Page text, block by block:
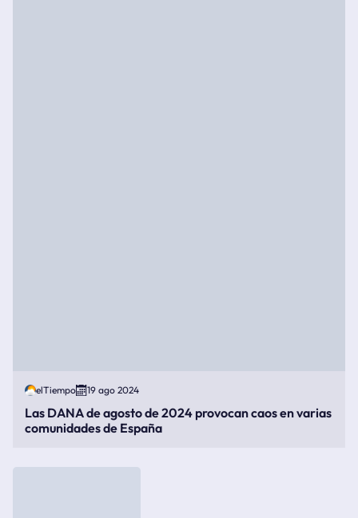
elTiempo 19 ago 2024
Las DANA de agosto de 2024 provocan caos en varias
comunidades de España